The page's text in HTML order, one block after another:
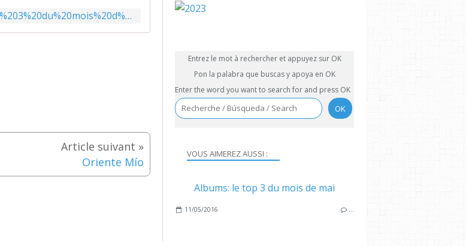
https://paqueno.com/tag/albums:%20le%20top%203%20du%20mois%20d%27avril/
Oriente Mío
VOUS AIMEREZ AUSSI :
Albums: le top 3 du mois de mai
11/05/2016 …
Entrez le mot à rechercher et appuyez sur OK
Pon la palabra que buscas y apoya en OK
Enter the word you want to search for and press OK